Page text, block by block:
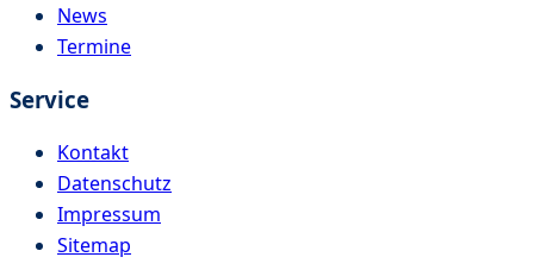
News
Termine
Service
Kontakt
Datenschutz
Impressum
Sitemap